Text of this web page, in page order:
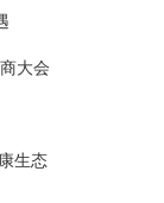
大会
生态